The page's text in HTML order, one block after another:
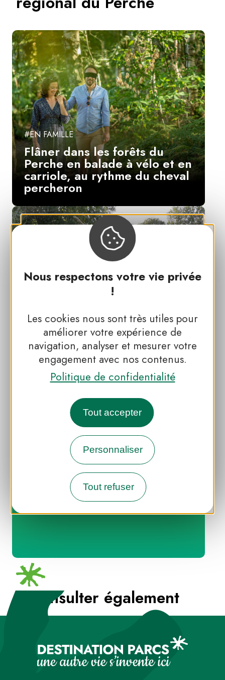
Nous respectons votre vie privée
!
Les cookies nous sont très utiles pour
améliorer votre expérience de
navigation, analyser et mesurer votre
engagement avec nos contenus.
Politique de confidentialité
Tout accepter
Personnaliser
Tout refuser
#EN FAMILLE
Flâner dans les forêts du
Perche en balade à vélo et en
carriole, au rythme du cheval
percheron
Au moulin de Radray, entrez
en résonance avec Le Perche,
sa nature profonde et ses
patrimoines
Toutes les expériences
des Parcs naturels régionaux
A consulter également
Les produits Valeurs Parc du
Perche